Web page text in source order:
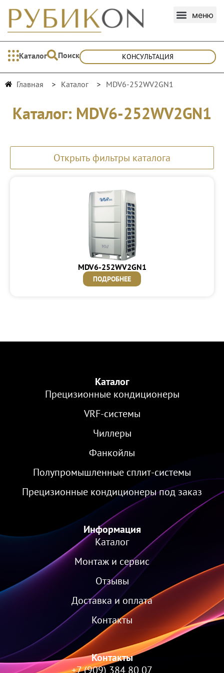
Каталог Поиск КОНСУЛЬТАЦИЯ
Главная Каталог MDV6-252WV2GN1
Каталог: MDV6-252WV2GN1
Открыть фильтры каталога
MDV6-252WV2GN1
ПОДРОБНЕЕ
Каталог
Прецизионные кондиционеры
VRF-cистемы
Чиллеры
Фанкойлы
Полупромышленные сплит-системы
Прецизионные кондиционеры под заказ
Информация
Каталог
Монтаж и сервис
Отзывы
Доставка и оплата
Контакты
Контакты
+7 (909) 384 80 07